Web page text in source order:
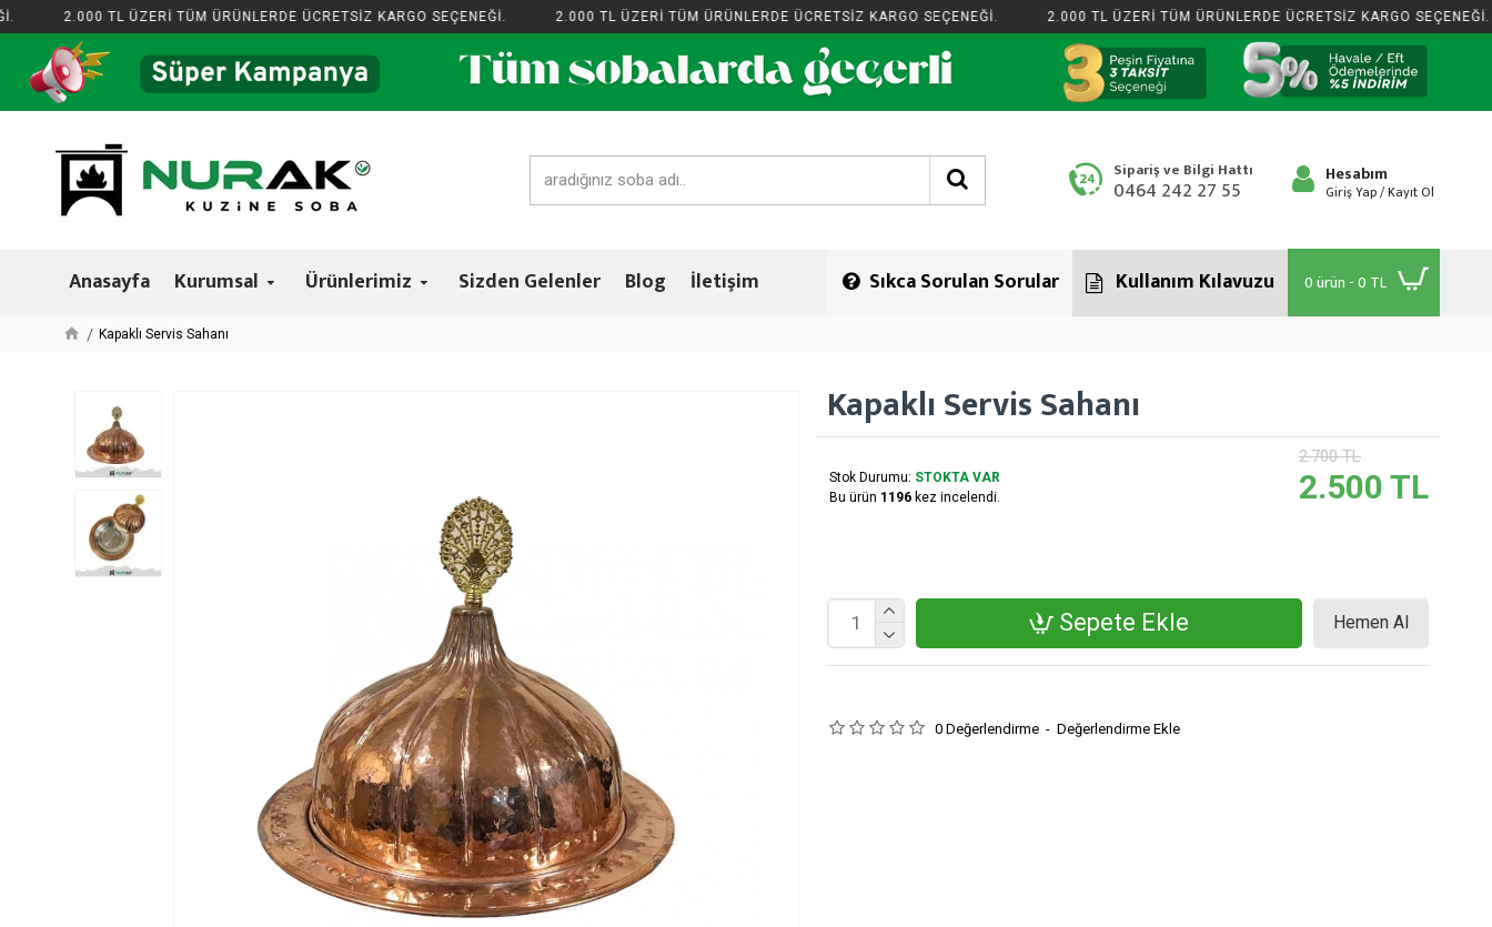
2.000 TL ÜZERİ TÜM ÜRÜNLERDE ÜCRETSİZ KARGO SEÇENEĞİ. 2.000 TL ÜZERİ TÜM ÜRÜNLERDE ÜCRETSİZ KARGO SEÇENEĞİ. 2.000 TL ÜZERİ TÜM ÜRÜNLERDE ÜCRETSİZ KARGO SEÇENEĞİ.
Sipariş ve Bilgi Hattı
0464 242 27 55
Hesabım
Giriş Yap / Kayıt Ol
Anasayfa Kurumsal Ürünlerimiz Sizden Gelenler Blog İletişim Sıkca Sorulan Sorular Kullanım Kılavuzu 0 ürün - 0 TL
Kapaklı Servis Sahanı
Kapaklı Servis Sahanı
Stok Durumu: STOKTA VAR
Bu ürün 1196kez incelendi.
0 Değerlendirme - Değerlendirme Ekle
2.500 TL
2.700 TL
Sepete Ekle Hemen Al